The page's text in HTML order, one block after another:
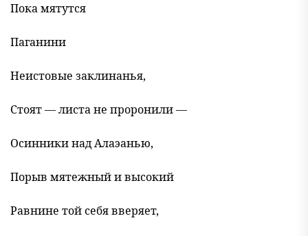
Пока мятутся
Паганини
Неистовые заклинанья,
Стоят — листа не проронили —
Осинники над Алаэанью,
Порыв мятежный и высокий
Равнине той себя вверяет,